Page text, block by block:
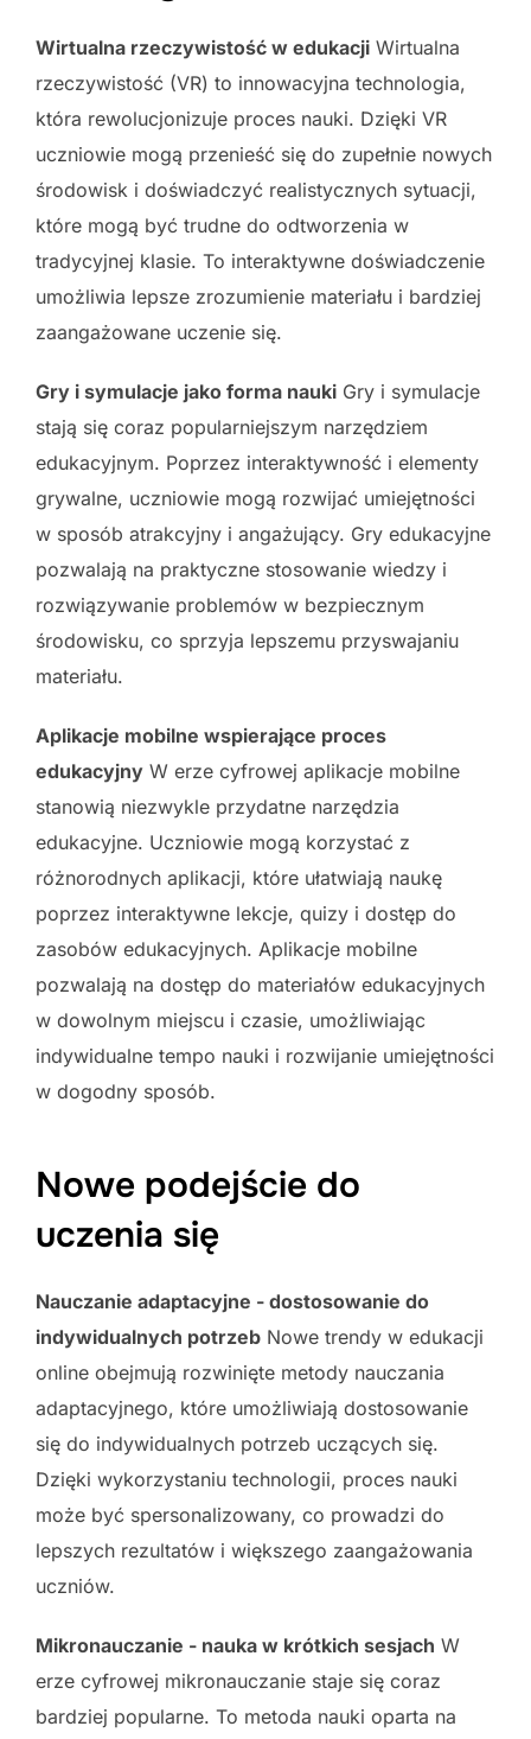
Wirtualna rzeczywistość w edukacji Wirtualna
rzeczywistość (VR) to innowacyjna technologia,
która rewolucjonizuje proces nauki. Dzięki VR
uczniowie mogą przenieść się do zupełnie nowych
środowisk i doświadczyć realistycznych sytuacji,
które mogą być trudne do odtworzenia w
tradycyjnej klasie. To interaktywne doświadczenie
umożliwia lepsze zrozumienie materiału i bardziej
zaangażowane uczenie się.
Gry i symulacje jako forma nauki Gry i symulacje
stają się coraz popularniejszym narzędziem
edukacyjnym. Poprzez interaktywność i elementy
grywalne, uczniowie mogą rozwijać umiejętności
w sposób atrakcyjny i angażujący. Gry edukacyjne
pozwalają na praktyczne stosowanie wiedzy i
rozwiązywanie problemów w bezpiecznym
środowisku, co sprzyja lepszemu przyswajaniu
materiału.
Aplikacje mobilne wspierające proces
edukacyjny W erze cyfrowej aplikacje mobilne
stanowią niezwykle przydatne narzędzia
edukacyjne. Uczniowie mogą korzystać z
różnorodnych aplikacji, które ułatwiają naukę
poprzez interaktywne lekcje, quizy i dostęp do
zasobów edukacyjnych. Aplikacje mobilne
pozwalają na dostęp do materiałów edukacyjnych
w dowolnym miejscu i czasie, umożliwiając
indywidualne tempo nauki i rozwijanie umiejętności
w dogodny sposób.
Nowe podejście do
uczenia się
Nauczanie adaptacyjne - dostosowanie do
indywidualnych potrzeb Nowe trendy w edukacji
online obejmują rozwinięte metody nauczania
adaptacyjnego, które umożliwiają dostosowanie
się do indywidualnych potrzeb uczących się.
Dzięki wykorzystaniu technologii, proces nauki
może być spersonalizowany, co prowadzi do
lepszych rezultatów i większego zaangażowania
uczniów.
Mikronauczanie - nauka w krótkich sesjach W
erze cyfrowej mikronauczanie staje się coraz
bardziej popularne. To metoda nauki oparta na